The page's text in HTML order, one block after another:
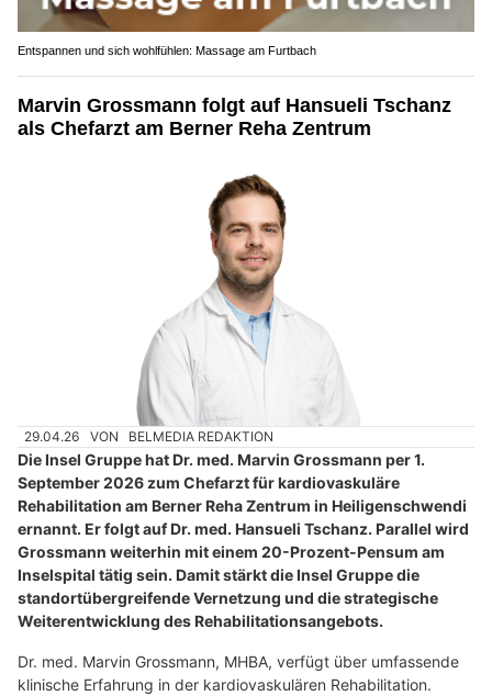
Entspannen und sich wohlfühlen: Massage am Furtbach
Marvin Grossmann folgt auf Hansueli Tschanz
als Chefarzt am Berner Reha Zentrum
29.04.26 VON BELMEDIA REDAKTION
Die Insel Gruppe hat Dr. med. Marvin Grossmann per 1.
September 2026 zum Chefarzt für kardiovaskuläre
Rehabilitation am Berner Reha Zentrum in Heiligenschwendi
ernannt. Er folgt auf Dr. med. Hansueli Tschanz. Parallel wird
Grossmann weiterhin mit einem 20-Prozent-Pensum am
Inselspital tätig sein. Damit stärkt die Insel Gruppe die
standortübergreifende Vernetzung und die strategische
Weiterentwicklung des Rehabilitationsangebots.
Dr. med. Marvin Grossmann, MHBA, verfügt über umfassende
klinische Erfahrung in der kardiovaskulären Rehabilitation.